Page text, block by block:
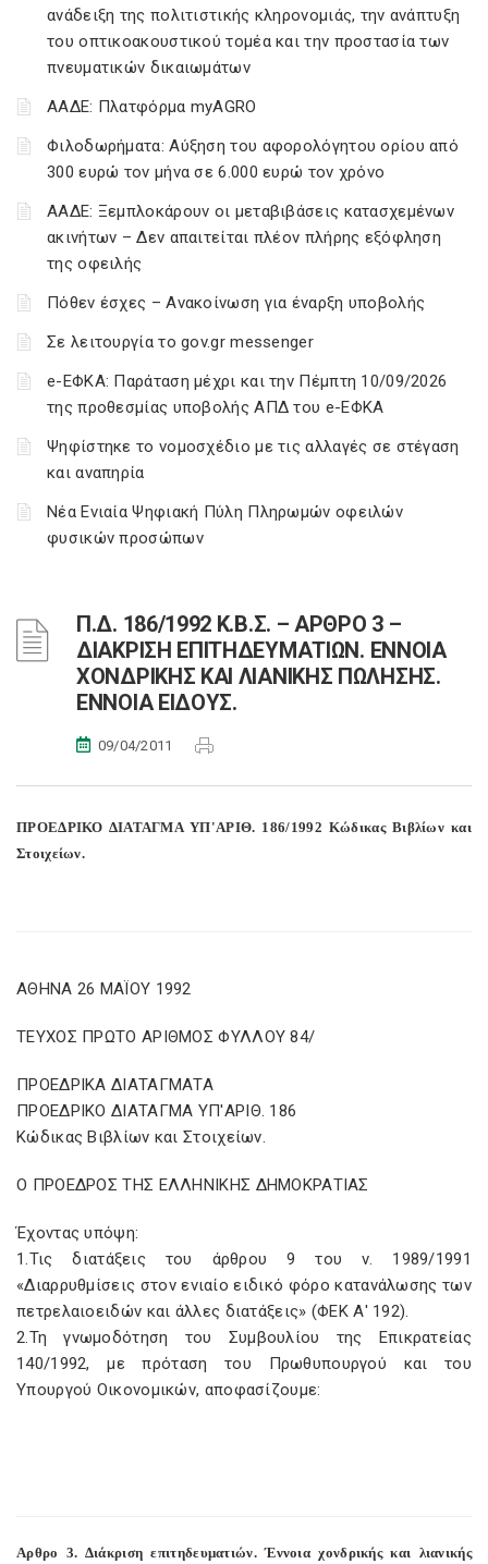
ανάδειξη της πολιτιστικής κληρονομιάς, την ανάπτυξη
του οπτικοακουστικού τομέα και την προστασία των
πνευματικών δικαιωμάτων
ΑΑΔΕ: Πλατφόρμα myAGRO
Φιλοδωρήματα: Αύξηση του αφορολόγητου ορίου από
300 ευρώ τον μήνα σε 6.000 ευρώ τον χρόνο
ΑΑΔΕ: Ξεμπλοκάρουν οι μεταβιβάσεις κατασχεμένων
ακινήτων – Δεν απαιτείται πλέον πλήρης εξόφληση
της οφειλής
Πόθεν έσχες – Ανακοίνωση για έναρξη υποβολής
Σε λειτουργία το gov.gr messenger
e-ΕΦΚΑ: Παράταση μέχρι και την Πέμπτη 10/09/2026
της προθεσμίας υποβολής ΑΠΔ του e-ΕΦΚΑ
Ψηφίστηκε το νομοσχέδιο με τις αλλαγές σε στέγαση
και αναπηρία
Νέα Ενιαία Ψηφιακή Πύλη Πληρωμών οφειλών
φυσικών προσώπων
Π.Δ. 186/1992 Κ.Β.Σ. – ΑΡΘΡΟ 3 –
ΔΙΑΚΡΙΣΗ ΕΠΙΤΗΔΕΥΜΑΤΙΩΝ. ΕΝΝΟΙΑ
ΧΟΝΔΡΙΚΗΣ ΚΑΙ ΛΙΑΝΙΚΗΣ ΠΩΛΗΣΗΣ.
ΕΝΝΟΙΑ ΕΙΔΟΥΣ.
09/04/2011
ΠΡΟΕΔΡΙΚΟ ΔΙΑΤΑΓΜΑ ΥΠ'ΑΡΙΘ. 186/1992 Κώδικας Βιβλίων και
Στοιχείων.
ΑΘΗΝΑ 26 ΜΑΪΟΥ 1992
ΤΕΥΧΟΣ ΠΡΩΤΟ ΑΡΙΘΜΟΣ ΦΥΛΛΟΥ 84/
ΠΡΟΕΔΡΙΚΑ ΔΙΑΤΑΓΜΑΤΑ
ΠΡΟΕΔΡΙΚΟ ΔΙΑΤΑΓΜΑ ΥΠ'ΑΡΙΘ. 186
Κώδικας Βιβλίων και Στοιχείων.
Ο ΠΡΟΕΔΡΟΣ ΤΗΣ ΕΛΛΗΝΙΚΗΣ ΔΗΜΟΚΡΑΤΙΑΣ
Έχοντας υπόψη:
1.Τις διατάξεις του άρθρου 9 του ν. 1989/1991
«Διαρρυθμίσεις στον ενιαίο ειδικό φόρο κατανάλωσης των
πετρελαιοειδών και άλλες διατάξεις» (ΦΕΚ Α' 192).
2.Τη γνωμοδότηση του Συμβουλίου της Επικρατείας
140/1992, με πρόταση του Πρωθυπουργού και του
Υπουργού Οικονομικών, αποφασίζουμε:
Αρθρο 3. Διάκριση επιτηδευματιών. Έννοια χονδρικής και λιανικής